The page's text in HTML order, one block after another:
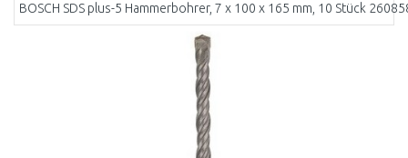
BOSCH SDS plus-5 Hammerbohrer, 7 x 100 x 165 mm, 10 Stück